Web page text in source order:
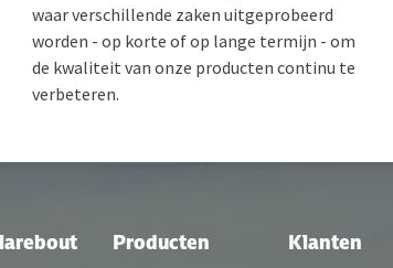
waar verschillende zaken uitgeprobeerd
worden - op korte of op lange termijn - om
de kwaliteit van onze producten continu te
verbeteren.
Producten
Klanten